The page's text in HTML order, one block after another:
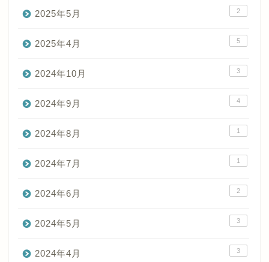
2025年5月 2
2025年4月 5
2024年10月 3
2024年9月 4
2024年8月 1
2024年7月 1
2024年6月 2
2024年5月 3
2024年4月 3